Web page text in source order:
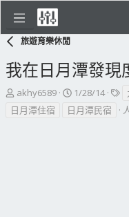
旅遊育樂休閒
我在日月潭發現
主
題
發
akhy6589
開
始
日
1/28/14
籤
日月潭住宿
日月潭民宿